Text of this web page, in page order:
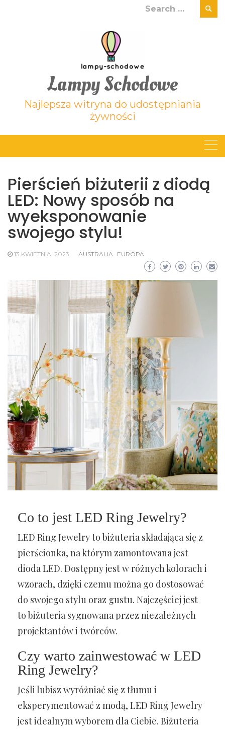
Search
Lampy Schodowe
Najlepsza witryna do udostępniania
żywności
Pierścień biżuterii z diodą
LED: Nowy sposób na
wyeksponowanie
swojego stylu!
13 KWIETNIA, 2023 AUSTRALIA EUROPA
Co to jest LED Ring Jewelry?
LED Ring Jewelry to biżuteria składająca się z
pierścionka, na którym zamontowana jest
dioda LED. Dostępny jest w różnych kolorach i
wzorach, dzięki czemu można go dostosować
do swojego stylu oraz gustu. Najczęściej jest
to biżuteria sygnowana przez niezależnych
projektantów i twórców.
Czy warto zainwestować w LED
Ring Jewelry?
Jeśli lubisz wyróżniać się z tłumu i
eksperymentować z modą, LED Ring Jewelry
jest idealnym wyborem dla Ciebie. Biżuteria